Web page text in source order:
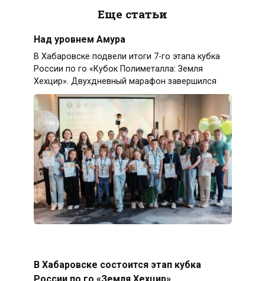
Еще статьи
Над уровнем Амура
В Хабаровске подвели итоги 7-го этапа кубка
России по го «Кубок Полиметалла: Земля
Хехцир». Двухдневный марафон завершился
В Хабаровске состоится этап кубка
России по го «Земля Хехцир»